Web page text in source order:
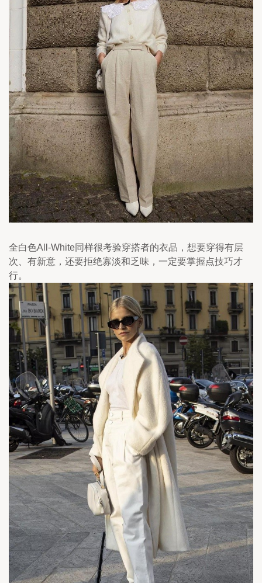
全白色All-White同样很考验穿搭者的衣品，想要穿得有层
次、有新意，还要拒绝寡淡和乏味，一定要掌握点技巧才
行。